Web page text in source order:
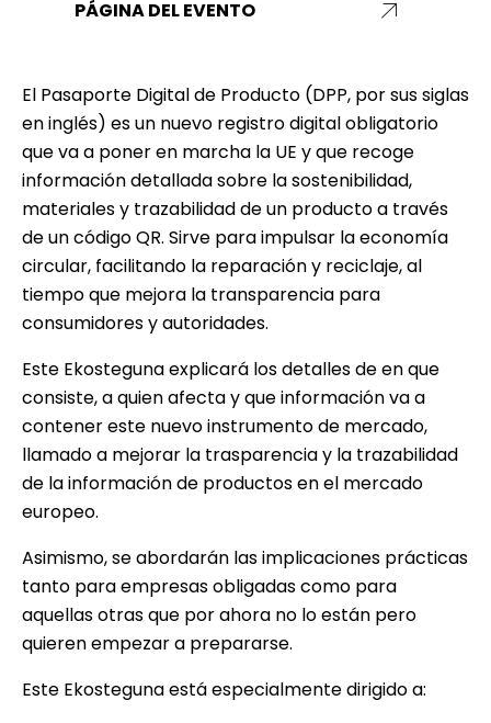
PÁGINA DEL EVENTO
El Pasaporte Digital de Producto (DPP, por sus siglas
en inglés) es un nuevo registro digital obligatorio
que va a poner en marcha la UE y que recoge
información detallada sobre la sostenibilidad,
materiales y trazabilidad de un producto a través
de un código QR. Sirve para impulsar la economía
circular, facilitando la reparación y reciclaje, al
tiempo que mejora la transparencia para
consumidores y autoridades.
Este Ekosteguna explicará los detalles de en que
consiste, a quien afecta y que información va a
contener este nuevo instrumento de mercado,
llamado a mejorar la trasparencia y la trazabilidad
de la información de productos en el mercado
europeo.
Asimismo, se abordarán las implicaciones prácticas
tanto para empresas obligadas como para
aquellas otras que por ahora no lo están pero
quieren empezar a prepararse.
Este Ekosteguna está especialmente dirigido a: